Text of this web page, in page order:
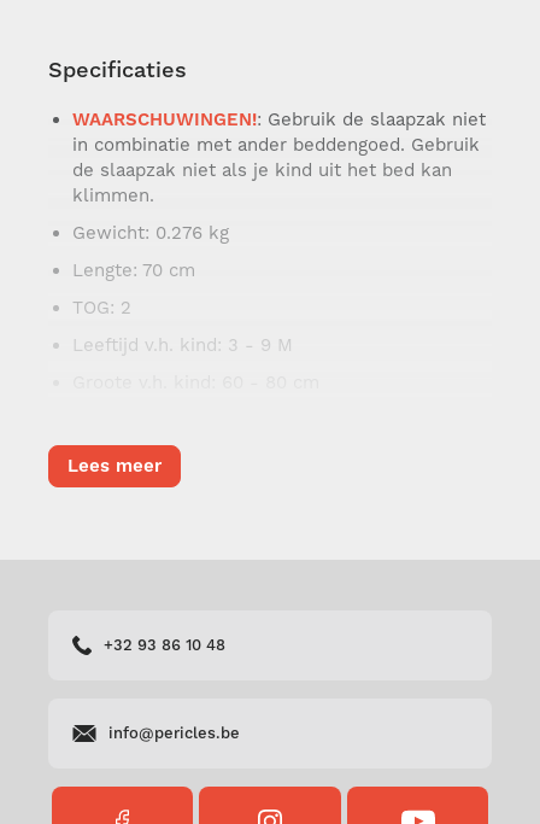
Specificaties
WAARSCHUWINGEN!: Gebruik de slaapzak niet
in combinatie met ander beddengoed. Gebruik
de slaapzak niet als je kind uit het bed kan
klimmen.
Gewicht: 0.276 kg
Lengte: 70 cm
TOG: 2
Leeftijd v.h. kind: 3 - 9 M
Onderhoud
Was de slaapzak voor het eerste gebruik. Niet
Lees meer
+32 93 86 10 48
info@pericles.be